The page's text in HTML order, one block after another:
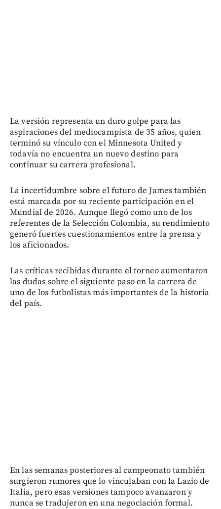
La versión representa un duro golpe para las
aspiraciones del mediocampista de 35 años, quien
terminó su vínculo con el Minnesota United y
todavía no encuentra un nuevo destino para
continuar su carrera profesional.
La incertidumbre sobre el futuro de James también
está marcada por su reciente participación en el
Mundial de 2026. Aunque llegó como uno de los
referentes de la Selección Colombia, su rendimiento
generó fuertes cuestionamientos entre la prensa y
los aficionados.
Las críticas recibidas durante el torneo aumentaron
las dudas sobre el siguiente paso en la carrera de
uno de los futbolistas más importantes de la historia
del país.
En las semanas posteriores al campeonato también
surgieron rumores que lo vinculaban con la Lazio de
Italia, pero esas versiones tampoco avanzaron y
nunca se tradujeron en una negociación formal.